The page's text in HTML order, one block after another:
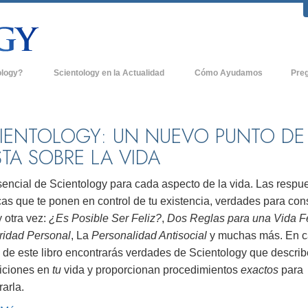
acerca de
de Scientology
Dianética
Scientology en la Actualidad
Organizaciones Avanzadas
Freewinds
Llevando Scientology al Mundo
David Miscavige - Líder Eclesiástico de
Scientology
Cómo Ayudamos
UN NUEVO PUNTO DE
SOBRE LA VIDA
de Scientology para cada aspecto de la vida. Las
que te ponen en control de tu existencia, verdades para
otra vez: ¿Es Posible Ser Feliz?, Dos Reglas para una Vida
Personal, La Personalidad Antisocial y muchas más. En
de este libro encontrarás verdades de Scientology que
en tu vida y proporcionan procedimientos exactos para